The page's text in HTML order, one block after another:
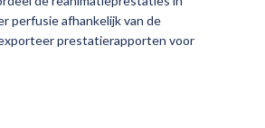
perfusie afhankelijk van de
prestatierapporten voor